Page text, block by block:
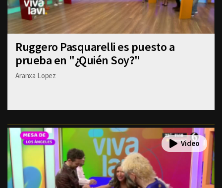
Ruggero Pasquarelli es puesto a
prueba en "¿Quién Soy?"
Aranxa Lopez